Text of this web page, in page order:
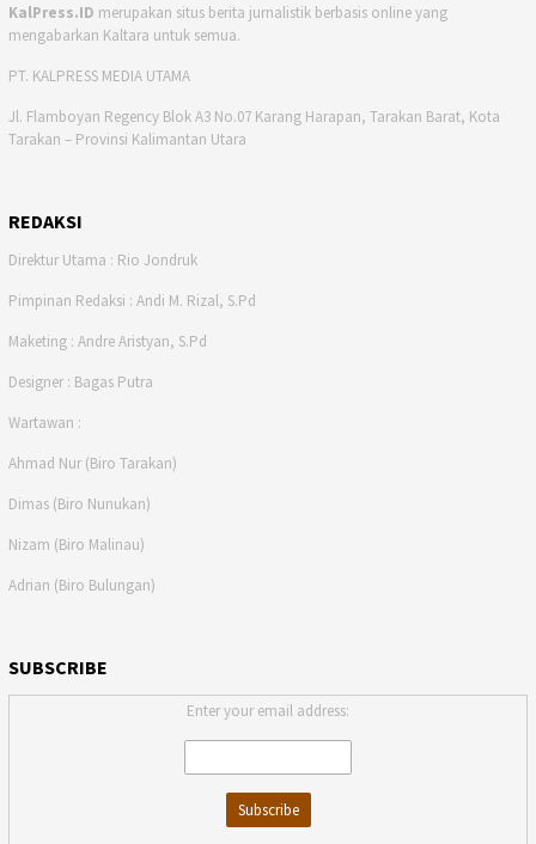
KalPress.ID merupakan situs berita jurnalistik berbasis online yang
mengabarkan Kaltara untuk semua.
PT. KALPRESS MEDIA UTAMA
Jl. Flamboyan Regency Blok A3 No.07 Karang Harapan, Tarakan Barat, Kota
Tarakan – Provinsi Kalimantan Utara
REDAKSI
Direktur Utama : Rio Jondruk
Pimpinan Redaksi : Andi M. Rizal, S.Pd
Maketing : Andre Aristyan, S.Pd
Designer : Bagas Putra
Wartawan :
Ahmad Nur (Biro Tarakan)
Dimas (Biro Nunukan)
Nizam (Biro Malinau)
Adrian (Biro Bulungan)
SUBSCRIBE
Enter your email address: